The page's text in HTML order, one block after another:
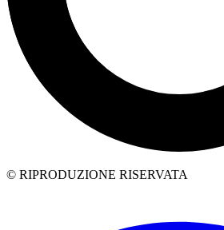
© RIPRODUZIONE RISERVATA